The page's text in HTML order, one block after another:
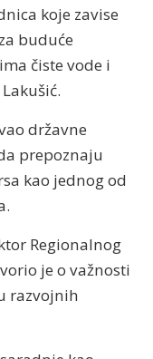
koje zavise
buduće
čiste vode i
državne
prepoznaju
kao jednog od
Regionalnog
je o važnosti
razvojnih